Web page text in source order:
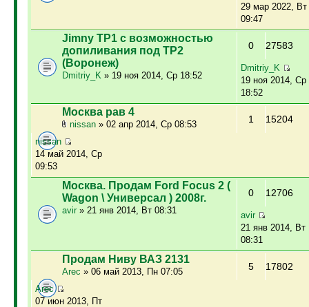
29 мар 2022, Вт
09:47
Jimny ТР1 с возможностью
допиливания под ТР2
(Воронеж)
Dmitriy_K» 19 ноя 2014, Ср 18:52
0 27583
Dmitriy_K
19 ноя 2014, Ср
18:52
Москва рав 4
nissan» 02 апр 2014, Ср 08:53 1 15204
nissan
14 май 2014, Ср
09:53
Москва. Продам Ford Focus 2 (
Wagon \ Универсал ) 2008г.
avir» 21 янв 2014, Вт 08:31
0 12706
avir
21 янв 2014, Вт
08:31
Продам Ниву ВАЗ 2131
Arec » 06 май 2013, Пн 07:05 5 17802
Arec
07 июн 2013, Пт